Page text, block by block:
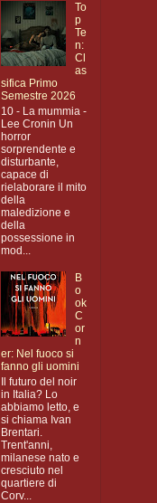
To
p
Te
n:
Cl
as
sifica Primo
Semestre 2026
10 - La mummia -
Lee Cronin Un
horror
sorprendente e
disturbante,
capace di
rielaborare il mito
della
maledizione e
della
possessione in
mod...
B
o
ok
C
or
n
er: Nel fuoco si
fanno gli uomini
Il futuro del noir
in Italia? Lo
abbiamo letto, e
si chiama Ivan
Brentari.
Trent'anni,
milanese nato e
cresciuto nel
quartiere di
Corv...